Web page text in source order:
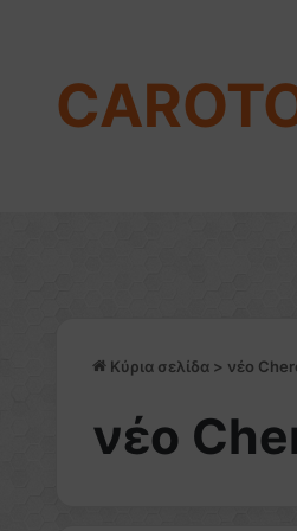
Κύρια σελίδα > νέο
νέο